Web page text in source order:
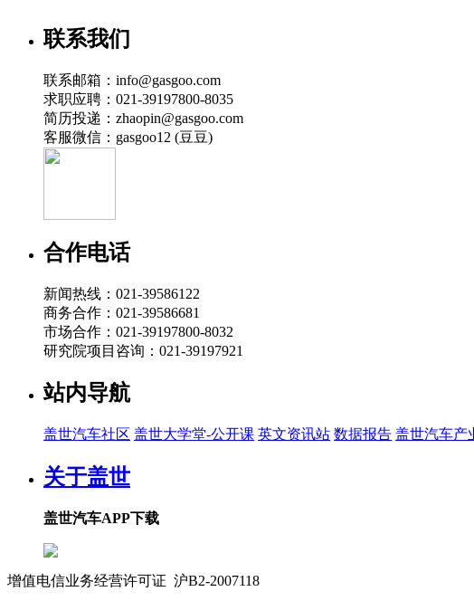
联系我们
联系邮箱：info@gasgoo.com
求职应聘：021-39197800-8035
简历投递：zhaopin@gasgoo.com
客服微信：gasgoo12 (豆豆)
合作电话
新闻热线：021-39586122
商务合作：021-39586681
市场合作：021-39197800-8032
研究院项目咨询：021-39197921
站内导航
盖世汽车社区 盖世大学堂-公开课 英文资讯站 数据报告 盖世汽车产
关于盖世
盖世汽车APP下载
增值电信业务经营许可证 沪B2-2007118